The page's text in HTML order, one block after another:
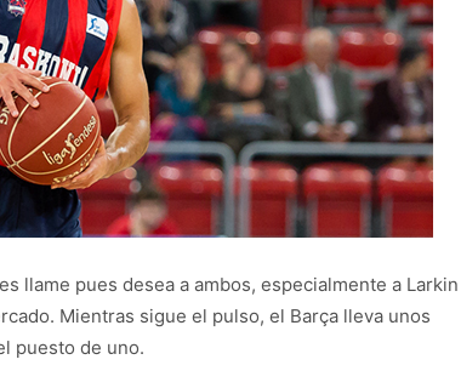
llame pues desea a ambos, especialmente a Larkin
Mientras sigue el pulso, el Barça lleva unos
puesto de uno.